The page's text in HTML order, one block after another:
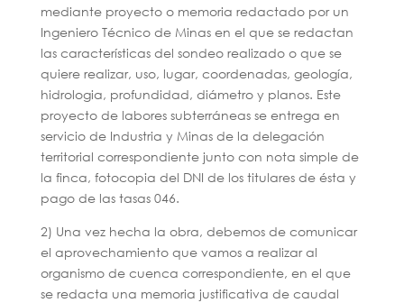
mediante proyecto o memoria redactado por un
Ingeniero Técnico de Minas en el que se redactan
las características del sondeo realizado o que se
quiere realizar, uso, lugar, coordenadas, geología,
hidrologia, profundidad, diámetro y planos. Este
proyecto de labores subterráneas se entrega en
servicio de Industria y Minas de la delegación
territorial correspondiente junto con nota simple de
la finca, fotocopia del DNI de los titulares de ésta y
pago de las tasas 046.
2) Una vez hecha la obra, debemos de comunicar
el aprovechamiento que vamos a realizar al
organismo de cuenca correspondiente, en el que
se redacta una memoria justificativa de caudal